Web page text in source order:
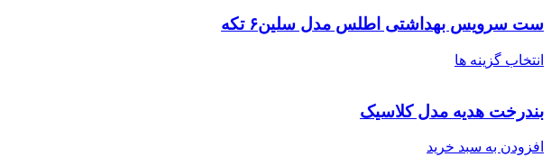
ست سرویس بهداشتی اطلس مدل سلین۶ تکه
انتخاب گزینه ها
بندرخت هدیه مدل کلاسیک
افزودن به سبد خرید